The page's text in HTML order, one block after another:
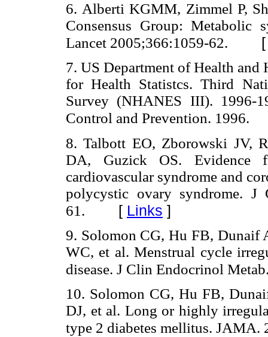
6. Alberti KGMM, Zimmel P,
Consensus Group: Metabolic
Lancet 2005;366:1059-62.
7. US Department of Health
for Health Statistcs. Third
Survey (NHANES III). 1996-
Control and Prevention. 1996.
8. Talbott EO, Zborowski JV,
DA, Guzick OS. Evidence
cardiovascular syndrome and
polycystic ovary syndrome.
61. [ Links ]
9. Solomon CG, Hu FB, Dunaif
WC, et al. Menstrual cycle
disease. J Clin Endocrinol
10. Solomon CG, Hu FB,
DJ, et al. Long or highly
type 2 diabetes mellitus. JAMA.